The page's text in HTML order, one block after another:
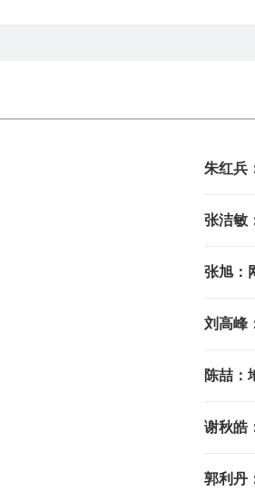
朱红兵
张洁敏
张旭：
刘高峰
陈喆：
谢秋皓
郭利丹